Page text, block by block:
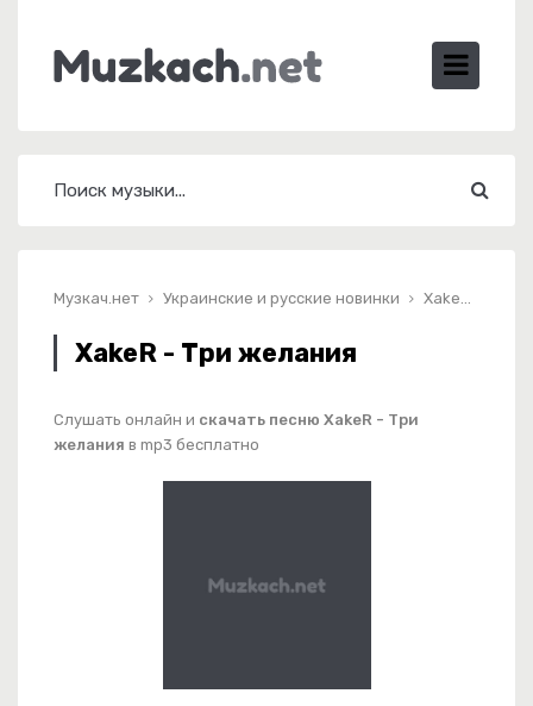
Музкач.нет Украинские и русские новинки XakeR - Три желания
XakeR - Три желания
Слушать онлайн и скачать песню XakeR - Три
желания в mp3 бесплатно